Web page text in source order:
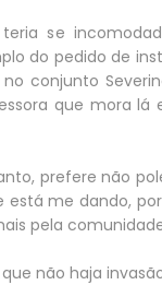
se
do pedido de
conjunto
que mora
prefere não
está me dando,
pela
não haja